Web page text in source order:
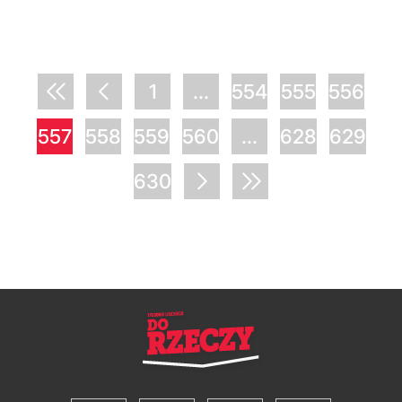
1 ... 554 555
556
557
558 559 560 ... 628
629
630